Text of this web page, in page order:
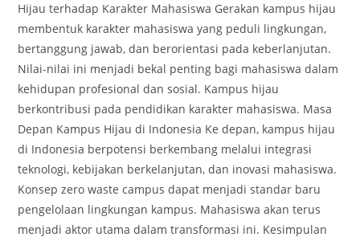
Hijau terhadap Karakter Mahasiswa Gerakan kampus hijau
membentuk karakter mahasiswa yang peduli lingkungan,
bertanggung jawab, dan berorientasi pada keberlanjutan.
Nilai-nilai ini menjadi bekal penting bagi mahasiswa dalam
kehidupan profesional dan sosial. Kampus hijau
berkontribusi pada pendidikan karakter mahasiswa. Masa
Depan Kampus Hijau di Indonesia Ke depan, kampus hijau
di Indonesia berpotensi berkembang melalui integrasi
teknologi, kebijakan berkelanjutan, dan inovasi mahasiswa.
Konsep zero waste campus dapat menjadi standar baru
pengelolaan lingkungan kampus. Mahasiswa akan terus
menjadi aktor utama dalam transformasi ini. Kesimpulan